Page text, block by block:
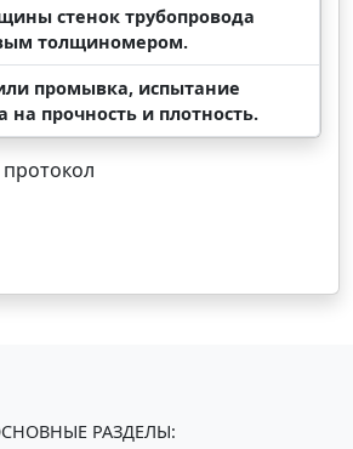
стенок трубопровода
толщиномером.
промывка, испытание
на прочность и плотность.
РАЗДЕЛЫ: